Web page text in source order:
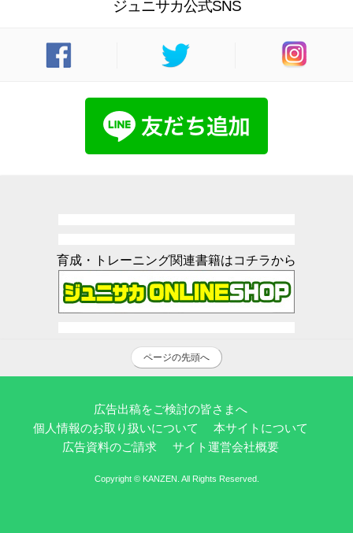
ジュニサカ公式SNS
育成・トレーニング関連書籍はコチラから
ページの先頭へ
広告出稿をご検討の皆さまへ
個人情報のお取り扱いについて
本サイトについて
広告資料のご請求
サイト運営会社概要
Copyright © KANZEN. All Rights Reserved.